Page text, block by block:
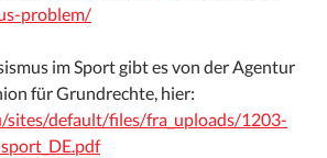
problem/
im Sport gibt es von der Agentur
für Grundrechte, hier:
sites/default/files/fra_uploads/1203-